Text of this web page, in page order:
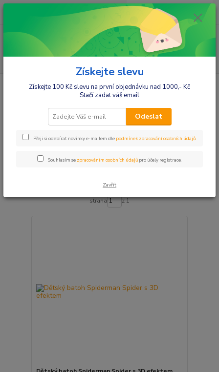
Menu
Hledat
ks
za 0,00 Kč
Hračky a zábava Školní potřeby Batohy, aktovky
Batohy, aktovky
Nejnovější Nejlevnější Nejdražší
Zobrazuji 1-12 z 12
strana z 1
Získejte slevu
Získejte 100 Kč slevu na první objednávku nad 1000,- Kč
Stačí zadat váš email
Odeslat
Přeji si odebírat novinky e-mailem dle podmínek zpracování osobních údajů.
Souhlasím se zpracováním osobních údajů pro účely registrace.
Zavřít